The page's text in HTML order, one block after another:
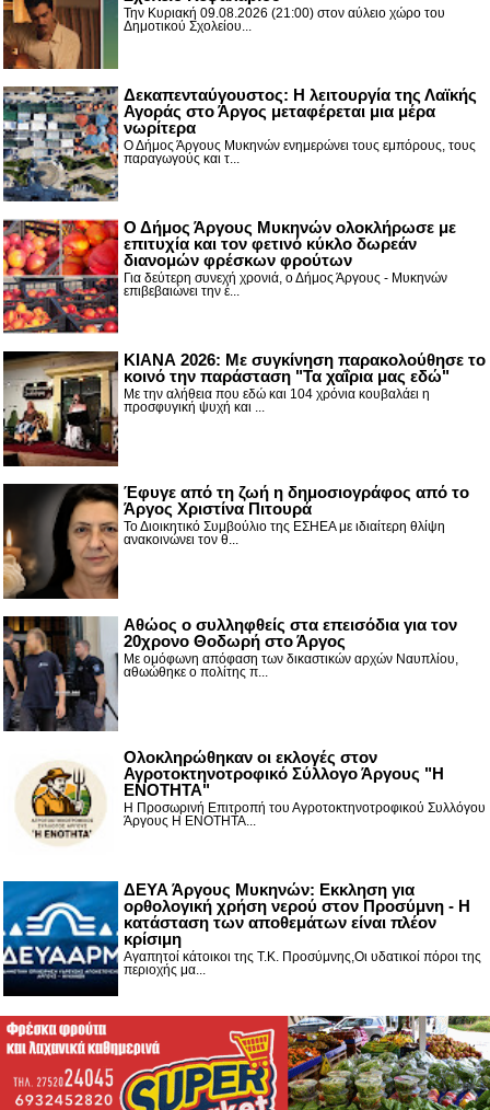
Την Κυριακή 09.08.2026 (21:00) στον αύλειο χώρο του
Δημοτικού Σχολείου...
Δεκαπενταύγουστος: H λειτουργία της Λαϊκής
Αγοράς στο Άργος μεταφέρεται μια μέρα
νωρίτερα
Ο Δήμος Άργους Μυκηνών ενημερώνει τους εμπόρους, τους
παραγωγούς και τ...
Ο Δήμος Άργους Μυκηνών ολοκλήρωσε με
επιτυχία και τον φετινό κύκλο δωρεάν
διανομών φρέσκων φρούτων
Για δεύτερη συνεχή χρονιά, ο Δήμος Άργους - Μυκηνών
επιβεβαιώνει την έ...
ΚΙΑΝΑ 2026: Με συγκίνηση παρακολούθησε το
κοινό την παράσταση "Τα χαΐρια μας εδώ"
Με την αλήθεια που εδώ και 104 χρόνια κουβαλάει η
προσφυγική ψυχή και ...
Έφυγε από τη ζωή η δημοσιογράφος από το
Άργος Χριστίνα Πιτουρά
Το Διοικητικό Συμβούλιο της ΕΣΗΕΑ με ιδιαίτερη θλίψη
ανακοινώνει τον θ...
Αθώος ο συλληφθείς στα επεισόδια για τον
20χρονο Θοδωρή στο Άργος
Με ομόφωνη απόφαση των δικαστικών αρχών Ναυπλίου,
αθωώθηκε ο πολίτης π...
Ολοκληρώθηκαν οι εκλογές στον
Αγροτοκτηνοτροφικό Σύλλογο Άργους "Η
ΕΝΟΤΗΤΑ"
Η Προσωρινή Επιτροπή του Αγροτοκτηνοτροφικού Συλλόγου
Άργους Η ΕΝΟΤΗΤΑ...
ΔΕΥΑ Άργους Μυκηνών: Εκκληση για
ορθολογική χρήση νερού στον Προσύμνη - Η
κατάσταση των αποθεμάτων είναι πλέον
κρίσιμη
Αγαπητοί κάτοικοι της Τ.Κ. Προσύμνης,Οι υδατικοί πόροι της
περιοχής μα...